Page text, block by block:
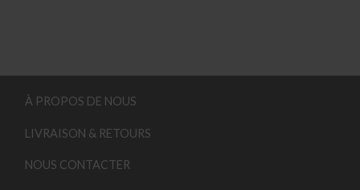
À PROPOS DE NOUS
LIVRAISON & RETOURS
NOUS CONTACTER